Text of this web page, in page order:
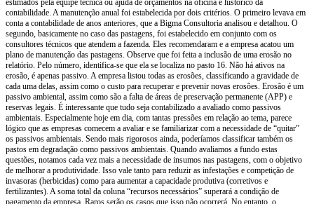
estimados pela equipe técnica ou ajuda de orçamentos na oficina e histórico da
contabilidade. A manutenção anual foi estabelecida por dois critérios. O primeiro levava em
conta a contabilidade de anos anteriores, que a Bigma Consultoria analisou e detalhou. O
segundo, basicamente no caso das pastagens, foi estabelecido em conjunto com os
consultores técnicos que atendem a fazenda. Eles recomendaram e a empresa acatou um
plano de manutenção das pastagens. Observe que foi feita a inclusão de uma erosão no
relatório. Pelo número, identifica-se que ela se localiza no pasto 16. Não há ativos na
erosão, é apenas passivo. A empresa listou todas as erosões, classificando a gravidade de
cada uma delas, assim como o custo para recuperar e prevenir novas erosões. Erosão é um
passivo ambiental, assim como são a falta de áreas de preservação permanente (APP) e
reservas legais. É interessante que tudo seja contabilizado a avaliado como passivos
ambientais. Especialmente hoje em dia, com tantas pressões em relação ao tema, parece
lógico que as empresas comecem a avaliar e se familiarizar com a necessidade de “quitar”
os passivos ambientais. Sendo mais rigorosos ainda, poderíamos classificar também os
pastos em degradação como passivos ambientais. Quando avaliamos a fundo estas
questões, notamos cada vez mais a necessidade de insumos nas pastagens, com o objetivo
de melhorar a produtividade. Isso vale tanto para reduzir as infestações e competição de
invasoras (herbicidas) como para aumentar a capacidade produtiva (corretivos e
fertilizantes). A soma total da coluna “recursos necessários” superará a condição de
pagamento da empresa. Raros serão os casos que isso não ocorrerá. No entanto, o